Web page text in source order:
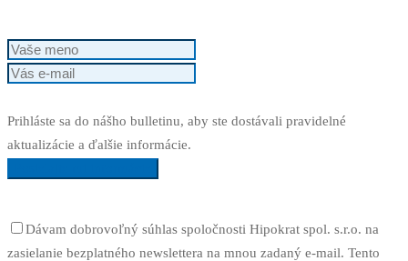
Prihláste sa do nášho bulletinu, aby ste dostávali pravidelné
aktualizácie a ďalšie informácie.
Dávam dobrovoľný súhlas spoločnosti Hipokrat spol. s.r.o. na
zasielanie bezplatného newslettera na mnou zadaný e-mail. Tento